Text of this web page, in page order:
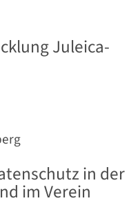
Juleica-
in der
im Verein